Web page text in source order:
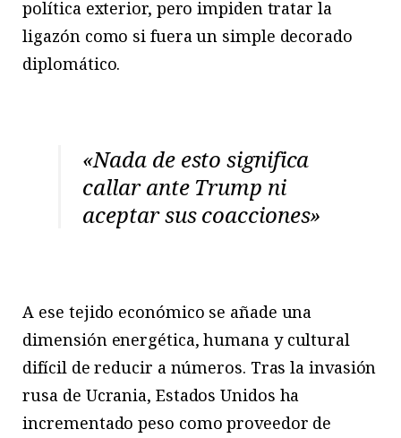
política exterior, pero impiden tratar la
ligazón como si fuera un simple decorado
diplomático.
«Nada de esto significa
callar ante Trump ni
aceptar sus coacciones»
A ese tejido económico se añade una
dimensión energética, humana y cultural
difícil de reducir a números. Tras la invasión
rusa de Ucrania, Estados Unidos ha
incrementado peso como proveedor de